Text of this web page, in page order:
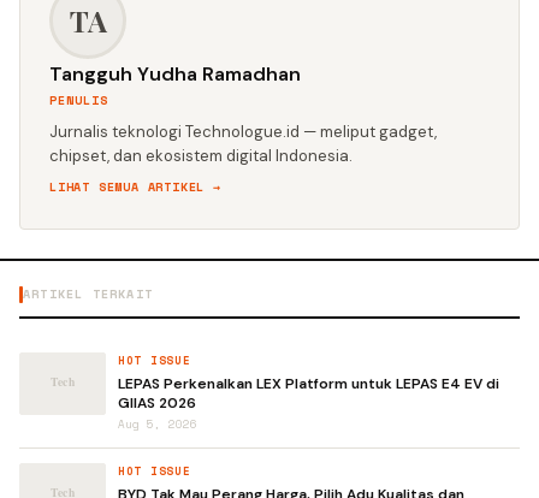
TA
Tangguh Yudha Ramadhan
PENULIS
Jurnalis teknologi Technologue.id — meliput gadget,
chipset, dan ekosistem digital Indonesia.
LIHAT SEMUA ARTIKEL →
ARTIKEL TERKAIT
HOT ISSUE
LEPAS Perkenalkan LEX Platform untuk LEPAS E4 EV di
GIIAS 2026
Aug 5, 2026
HOT ISSUE